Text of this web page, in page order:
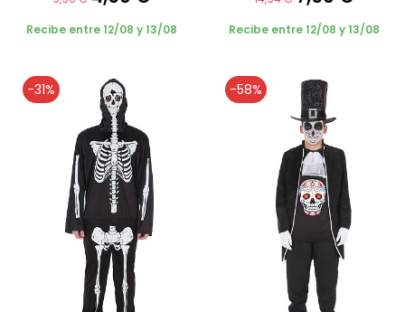
Recibe entre 12/08 y 13/08 Recibe entre 12/08 y 13/08
-31% -58%